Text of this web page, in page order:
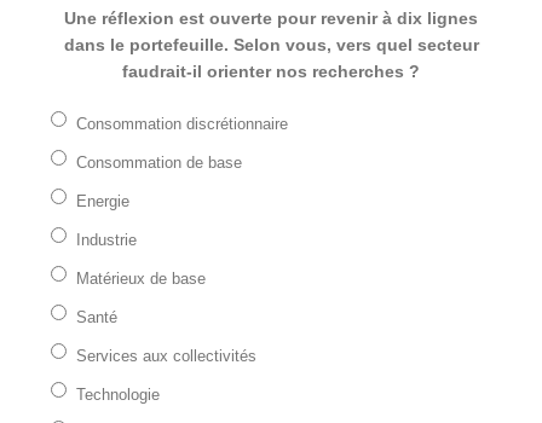
Une réflexion est ouverte pour revenir à dix lignes
dans le portefeuille. Selon vous, vers quel secteur
faudrait-il orienter nos recherches ?
Consommation discrétionnaire
Consommation de base
Energie
Industrie
Matérieux de base
Santé
Services aux collectivités
Technologie